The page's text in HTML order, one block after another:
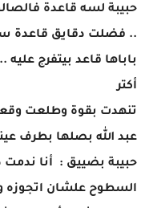
حبيبة لسه قاعدة
.. فضلت دقايق قاعدة
باباها قاعد بيتفرج
أكتر
تنهدت بقوة وطلعت
عبد الله بصلها بطرف
حبيبة بضييق : أنا ندمت
السطوح علشان اتجوزه